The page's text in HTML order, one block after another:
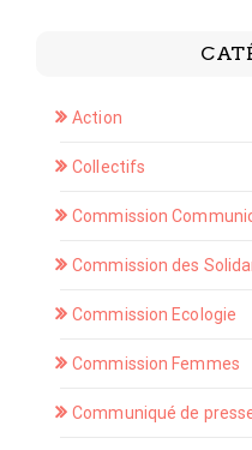
Action
Collectifs
Commission
Commission des
Commission Ecologie
Commission Femmes
Communiqué de